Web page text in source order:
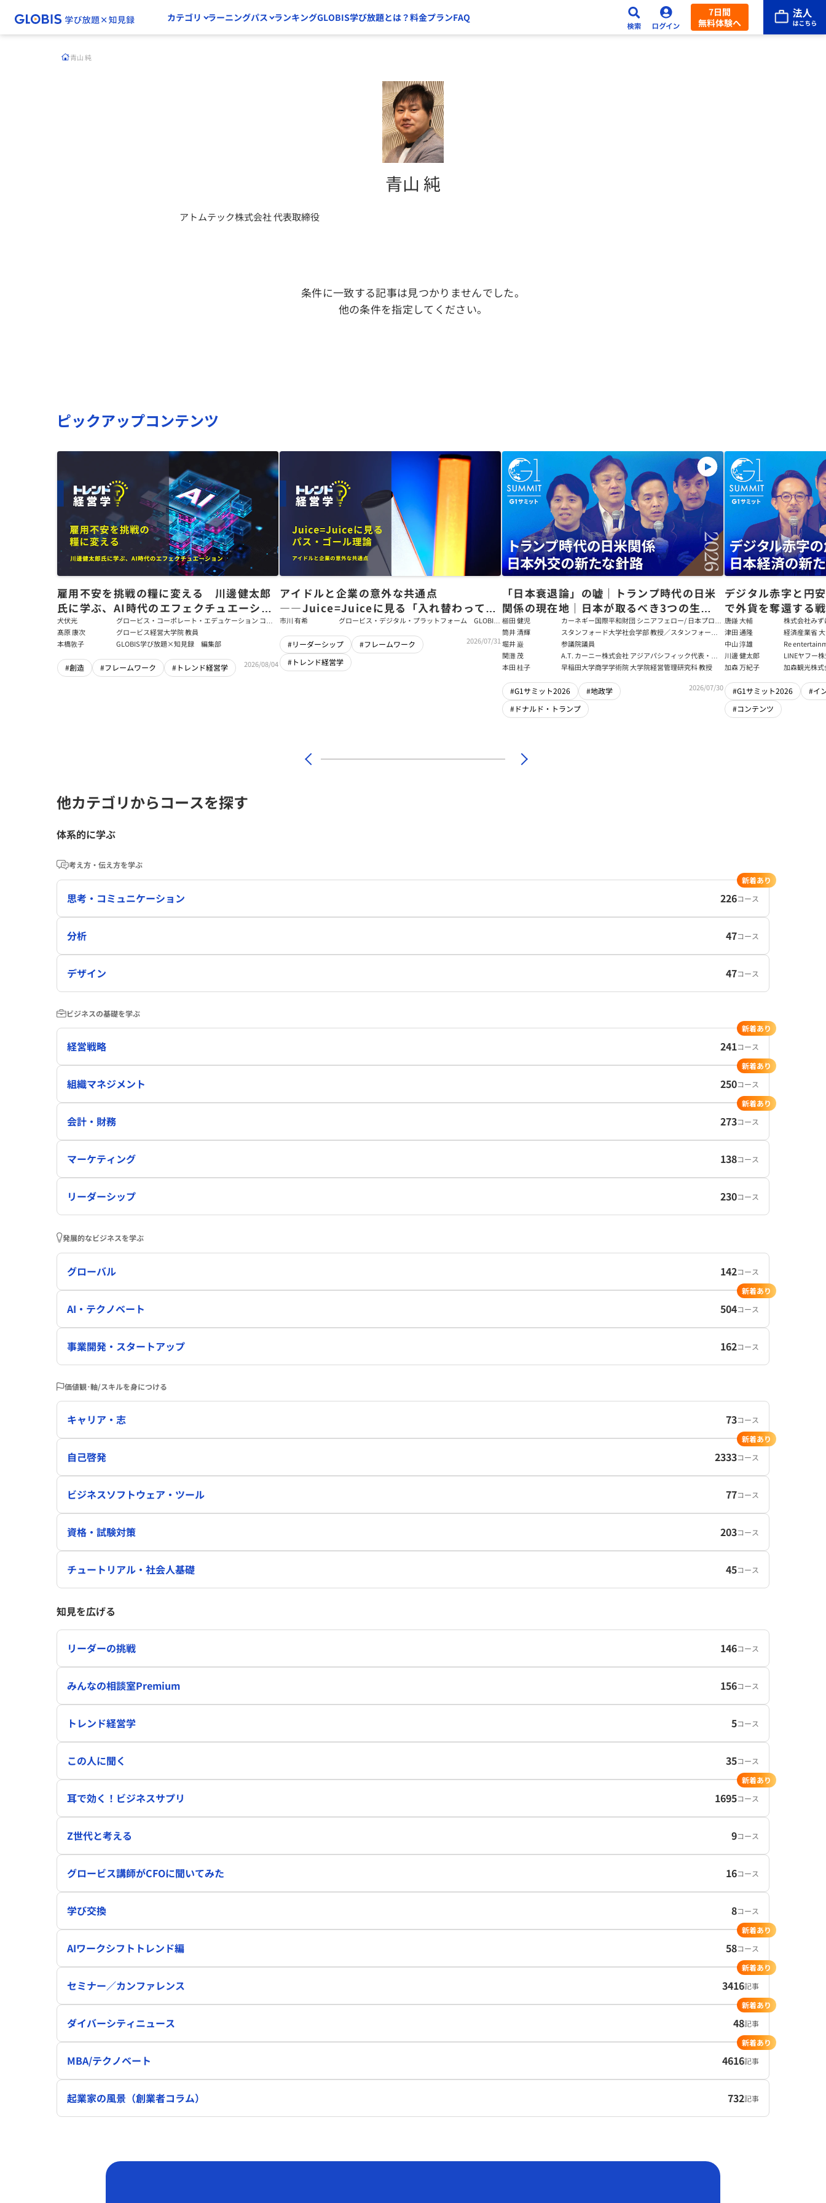
カテゴリ ラーニングパス ランキングGLOBIS学び放題とは？料金プランFAQ
7日間
無料体験へ
青山 純
青山 純
アトムテック株式会社 代表取締役
条件に一致する記事は見つかりませんでした。
他の条件を指定してください。
ピックアップコンテンツ
雇用不安を挑戦の糧に変える 川邊健太郎
氏に学ぶ、AI時代のエフェクチュエーショ
ン
犬伏光
グロービス・コーポレート・エデュケーション コー
ポレート・ソリューション・チーム コンサルタント
髙原 康次
グロービス経営大学院 教員
本橋敦子
GLOBIS学び放題×知見録 編集部
#創造 #フレームワーク #トレンド経営学 2026/08/04
アイドルと企業の意外な共通点
――Juice=Juiceに見る「入れ替わっても
強いチーム」をつくるパス・ゴール理論
市川 有希
グロービス・デジタル・プラットフォーム GLOBIS
#リーダーシップ
#フレームワーク
#トレンド経営学
2026/07/31
「日本衰退論」の嘘｜トランプ時代の日米
関係の現在地｜日本が取るべき3つの生存
戦略【櫛田健児×関灘茂×堀井巌×筒井清
輝】
櫛田 健児
カーネギー国際平和財団 シニアフェロー/ 日本プログ
ラムディレクター
筒井 清輝
スタンフォード大学社会学部 教授／スタンフォード
大学アジア太平洋研究センター 所長／東京財団 名誉
フェロー
堀井 巌
参議院議員
関灘 茂
A.T. カーニー株式会社 アジアパシフィック代表・日
本法人会長
本田 桂子 早稲田大学商学学術院 大学院経営管理研究科 教授
#G1サミット2026
#地政学
#ドナルド・トランプ
2026/07/30
デジタル赤字と円
で外貨を奪還する
る真の条件
唐鎌 大輔
株式会社み
ト
津田 通隆
経済産業省
デジタル経
報処理推進
センター 情
任者
中山 淳雄
Re
講師／Plott
川邊 健太郎
LINEヤフー
加森 万紀子
加森観光株式
#G1サミット2026
#イ
#コンテンツ
他カテゴリからコースを探す
体系的に学ぶ
考え方・伝え方を学ぶ
思考・コミュニケーション 226コース
新着あり
分析 47コース
デザイン 47コース
ビジネスの基礎を学ぶ
経営戦略 241コース
新着あり
組織マネジメント 250コース
新着あり
会計・財務 273コース
新着あり
マーケティング 138コース
リーダーシップ 230コース
発展的なビジネスを学ぶ
グローバル 142コース
AI・テクノベート 504コース
新着あり
事業開発・スタートアップ 162コース
価値観･軸/スキルを身につける
キャリア・志 73コース
自己啓発 2333コース
新着あり
ビジネスソフトウェア・ツール 77コース
資格・試験対策 203コース
チュートリアル・社会人基礎 45コース
知見を広げる
リーダーの挑戦 146コース
みんなの相談室Premium 156コース
トレンド経営学 5コース
この人に聞く 35コース
耳で効く！ビジネスサプリ 1695コース
新着あり
Z世代と考える 9コース
グロービス講師がCFOに聞いてみた 16コース
学び交換 8コース
AIワークシフトトレンド編 58コース
新着あり
セミナー／カンファレンス 3416記事
新着あり
ダイバーシティニュース 48記事
新着あり
MBA/テクノベート 4616記事
新着あり
起業家の風景（創業者コラム） 732記事